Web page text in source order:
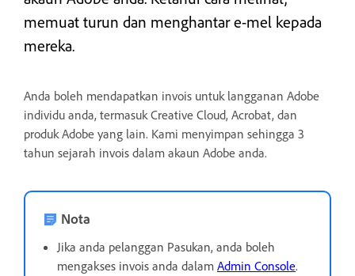
memuat turun dan menghantar e-mel kepada
mereka.
Anda boleh mendapatkan invois untuk langganan Adobe
individu anda, termasuk Creative Cloud, Acrobat, dan
produk Adobe yang lain. Kami menyimpan sehingga 3
tahun sejarah invois dalam akaun Adobe anda.
Nota
Jika anda pelanggan Pasukan, anda boleh
mengakses invois anda dalam Admin Console.